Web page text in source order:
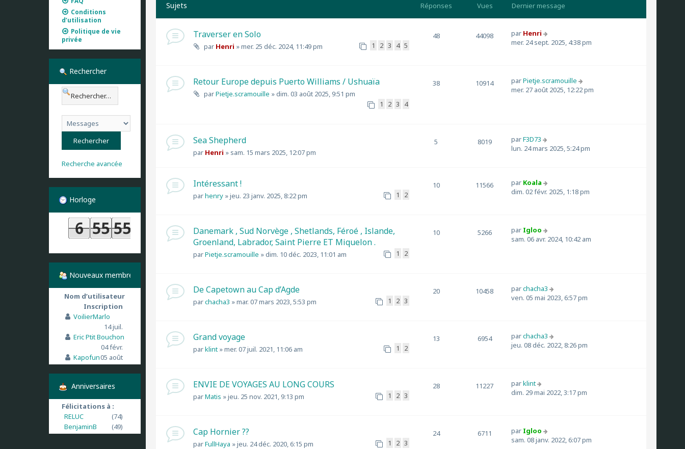
Sujets Réponses Vues Dernier message
Traverser en Solo
par Henri »mer. 25 déc. 2024, 11:49 pm 1 2 3 4 5
48 44098 par Henri
mer. 24 sept. 2025, 4:38 pm
Retour Europe depuis Puerto Williams / Ushuaïa
parPietje.scramouille »dim. 03 août 2025, 9:51 pm
1
2 3 4
38 10914 parPietje.scramouille
mer. 27 août 2025, 12:22 pm
Sea Shepherd
par Henri » sam. 15 mars 2025, 12:07 pm
5 8019 parF3D73
lun. 24 mars 2025, 5:24 pm
Intéressant !
parhenry »jeu. 23 janv. 2025, 8:22 pm 1 2
10 11566 par Koala
dim. 02 févr. 2025, 1:18 pm
Danemark , Sud Norvège , Shetlands, Féroé , Islande,
Groenland, Labrador, Saint Pierre ET Miquelon .
parPietje.scramouille »dim. 10 déc. 2023, 11:01 am 1 2
10 5266 par Igloo
sam. 06 avr. 2024, 10:42 am
De Capetown au Cap d’Agde
parchacha3 »mar. 07 mars 2023, 5:53 pm 1 2 3
20 10458 parchacha3
ven. 05 mai 2023, 6:57 pm
Grand voyage
parklint »mer. 07 juil. 2021, 11:06 am 1 2
13 6954 parchacha3
jeu. 08 déc. 2022, 8:26 pm
ENVIE DE VOYAGES AU LONG COURS
parMatis »jeu. 25 nov. 2021, 9:13 pm 1 2 3
28 11227 parklint
dim. 29 mai 2022, 3:17 pm
Cap Hornier ??
parFullHaya »jeu. 24 déc. 2020, 6:15 pm 1 2 3
24 6711 par Igloo
sam. 08 janv. 2022, 6:07 pm
Conditions
d’utilisation
Politique de vie
privée
Rechercher
Recherche avancée
Horloge
Nouveaux membres
Nom d’utilisateur
Inscription
VoilierMarlo
14 juil.
Eric Ptit Bouchon
04 févr.
Kapofun05 août
Anniversaires
Félicitations à :
RELUC
(74)
BenjaminB
(49)